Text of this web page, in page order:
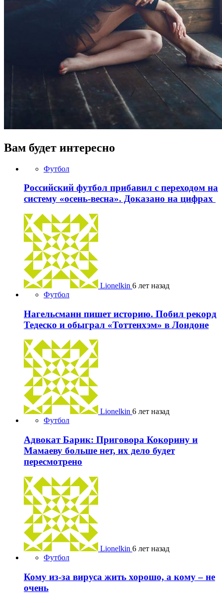
Вам будет интересно
Футбол
Российский футбол прибавил с переходом на
систему «осень-весна». Доказано на цифрах
Lionelkin 6 лет назад
Футбол
Нагельсманн пишет историю. Побил рекорд
Тедеско и обыграл «Тоттенхэм» в Лондоне
Lionelkin 6 лет назад
Футбол
Адвокат Барик: Приговора Кокорину и
Мамаеву больше нет, их дело будет
пересмотрено
Lionelkin 6 лет назад
Футбол
Кому из-за вируса жить хорошо, а кому – не
очень